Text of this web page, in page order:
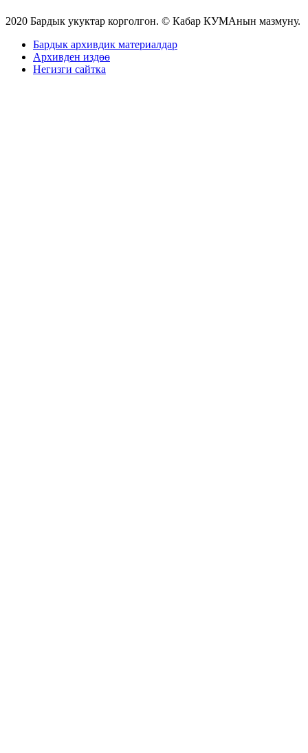
2020 Бардык укуктар корголгон. © Кабар КУМАнын мазмуну.
Бардык архивдик материалдар
Архивден издөө
Негизги сайтка